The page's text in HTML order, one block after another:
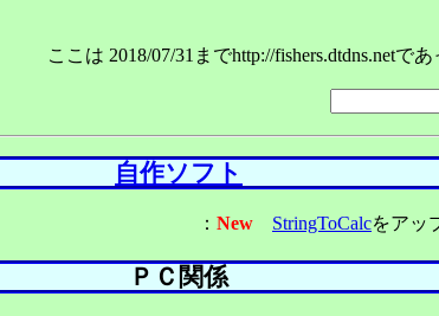
ここは 2018/07/31までhttp://fishers.dtdns.netで
自作ソフト
： New StringToCalcをアッ
ＰＣ関係